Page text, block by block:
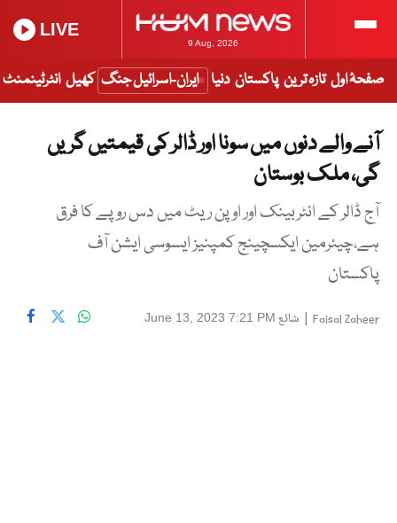
9 Aug, 2026
LIVE
صفحۂ اول تازہ ترین پاکستان دنیا ایران-اسرائیل جنگ کھیل انٹرٹینمنٹ
آنے والے دنوں میں سونا اور ڈالر کی قیمتیں گریں
گی، ملک بوستان
آج ڈالر کے انٹربینک اور اوپن ریٹ میں دس روپے کا فرق
ہے،چیئرمین ایکسچینج کمپنیز ایسوسی ایشن آف
پاکستان
Faisal Zaheer
| شائع June 13, 2023 7:21 PM